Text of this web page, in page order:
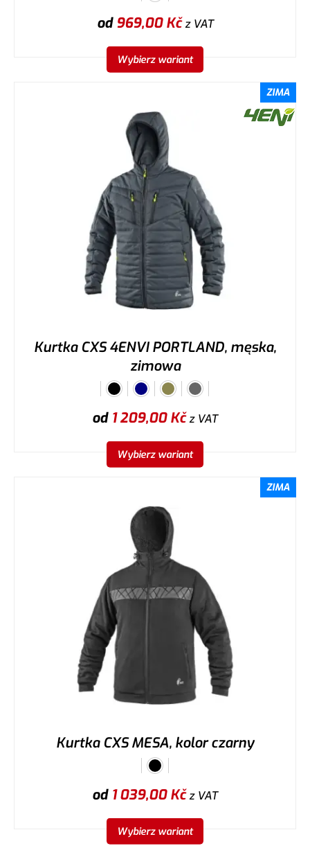
od969,00Kčz VAT
Wybierz wariant
ZIMA
Kurtka CXS 4ENVI PORTLAND, męska,
zimowa
od 1 209,00Kčz VAT
Wybierz wariant
ZIMA
Kurtka CXS MESA, kolor czarny
od 1 039,00Kčz VAT
Wybierz wariant